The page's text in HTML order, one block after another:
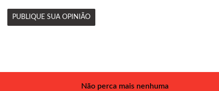
PUBLIQUE SUA OPINIÃO
Não perca mais nenhuma